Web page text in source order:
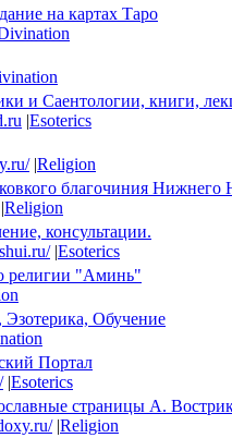
на картах Таро
и Саентологии, книги,
|Esoterics
|Religion
благочиния Нижнего
|Religion
консультации.
|Esoterics
религии "Аминь"
Обучение
Портал
|Esoterics
страницы А.
|Religion